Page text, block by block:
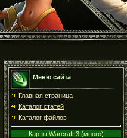
Меню сайта
Главная страница
Каталог статей
Каталог файлов
Карты Warcraft 3 (много)